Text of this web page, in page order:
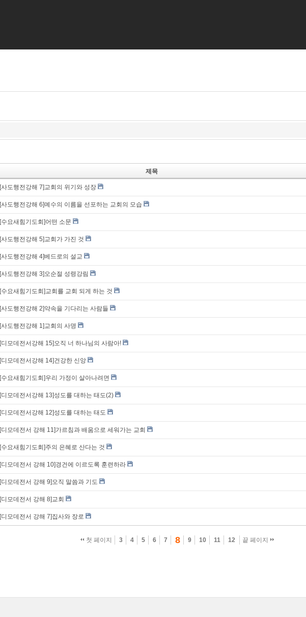
제목
[사도행전강해 7]교회의 위기와 성장
[사도행전강해 6]예수의 이름을 선포하는 교회의 모습
[수요새힘기도회]어떤 소문
[사도행전강해 5]교회가 가진 것
[사도행전강해 4]베드로의 설교
[사도행전강해 3]오순절 성령강림
[수요새힘기도회]교회를 교회 되게 하는 것
[사도행전강해 2]약속을 기다리는 사람들
[사도행전강해 1]교회의 사명
[디모데전서강해 15]오직 너 하나님의 사람아!
[디모데전서강해 14]건강한 신앙
[수요새힘기도회]우리 가정이 살아나려면
[디모데전서강해 13]성도를 대하는 태도(2)
[디모데전서강해 12]성도를 대하는 태도
[디모데전서 강해 11]가르침과 배움으로 세워가는 교회
[수요새힘기도회]주의 은혜로 산다는 것
[디모데전서 강해 10]경건에 이르도록 훈련하라
[디모데전서 강해 9]오직 말씀과 기도
[디모데전서 강해 8]교회
[디모데전서 강해 7]집사와 장로
첫 페이지 3 4 5 6 7 8 9 10 11 12 끝 페이지